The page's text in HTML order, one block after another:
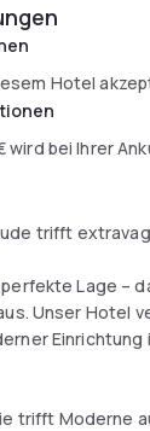
Hotel
wird bei Ihrer
trifft
Lage –
Unser Hotel
Einrichtung
trifft Moderne